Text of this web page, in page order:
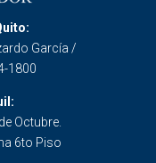
García /
1800
Octubre.
6to Piso